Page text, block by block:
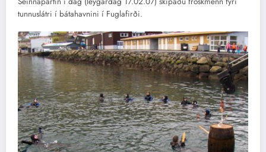
tunnuslátri í bátahavnini í Fuglafirði.